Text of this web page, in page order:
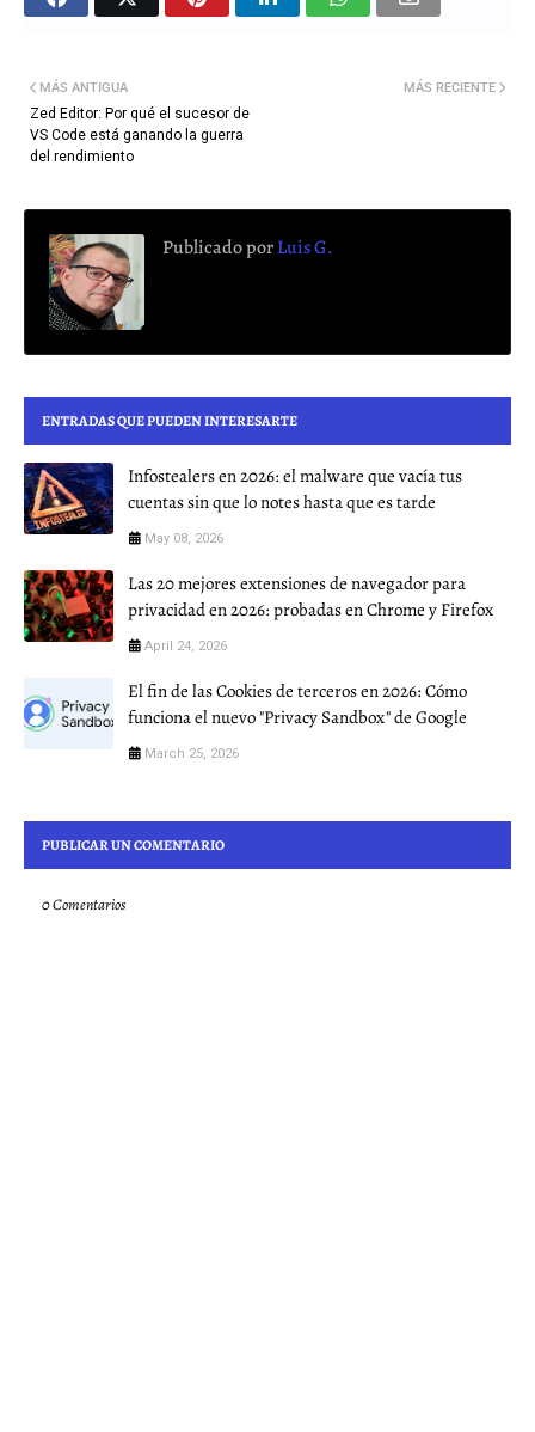
MÁS RECIENTE
MÁS ANTIGUA
Zed Editor: Por qué el sucesor de
VS Code está ganando la guerra
del rendimiento
Publicado porLuis G.
ENTRADAS QUE PUEDEN INTERESARTE
Infostealers en 2026: el malware que vacía tus
cuentas sin que lo notes hasta que es tarde
May 08, 2026
Las 20 mejores extensiones de navegador para
privacidad en 2026: probadas en Chrome y Firefox
April 24, 2026
El fin de las Cookies de terceros en 2026: Cómo
funciona el nuevo "Privacy Sandbox" de Google
March 25, 2026
PUBLICAR UN COMENTARIO
0 Comentarios